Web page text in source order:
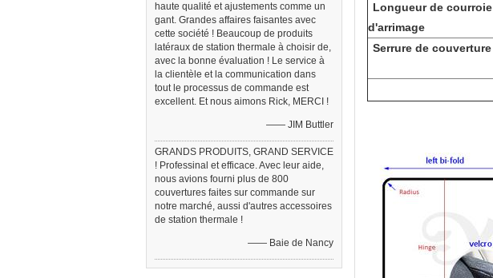
haute qualité et ajustements comme un
gant. Grandes affaires faisantes avec
cette société ! Beaucoup de produits
latéraux de station thermale à choisir de,
avec la bonne évaluation ! Le service à
la clientèle et la communication dans
tout le processus de commande est
excellent. Et nous aimons Rick, MERCI !
—— JIM Buttler
GRANDS PRODUITS, GRAND SERVICE
! Professinal et efficace. Avec leur aide,
nous avions fourni plus de 800
couvertures faites sur commande sur
notre marché, aussi d'autres accessoires
de station thermale !
—— Baie de Nancy
Longueur de courroie
d'arrimage
Serrure de couverture